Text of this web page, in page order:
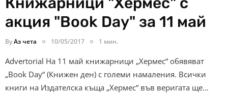
акция "Book Day" за 11 май
ByАз чета 10/05/2017 1 мин.
Advertorial На 11 май книжарници „Хермес“ обявяват
„Book Day“ (Книжен ден) с големи намаления. Всички
книги на Издателска къща „Хермес“ във веригата ще…